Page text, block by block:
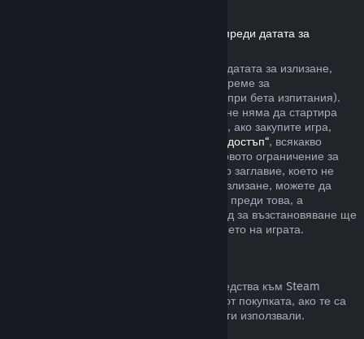
Възстановявания за заглавия, закупени преди датата за
Когато закупите заглавие в Steam преди датата за излизане,
двучасовото ограничение на игралното време за
възстановяване ще е приложимо (освен при бета изпитания).
Но 14-дневният период за възстановяване няма да стартира
преди датата за излизане. Ето например, ако закупите игра,
„Разширен достъп“, всякакво
игрално време ще се отчита към двучасовото ограничение за
възстановяване. Ако предплатите дадено заглавие, което не
може да бъде пускано преди датата за излизане, можете да
изискате възстановяване по всяко време преди това, а
стандартният 14-дневен/двучасов период за възстановяване ще
се прилага, считано от датата за излизането на играта.
Може да изискате възстановяване на средства към Steam
портфейл в четиринадесет дневен срок от покупката, ако те са
били закупени в Steam и все още не сте ги използвали.